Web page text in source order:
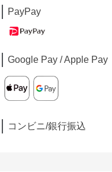
PayPay
Google Pay / Apple Pay
コンビニ/銀行振込